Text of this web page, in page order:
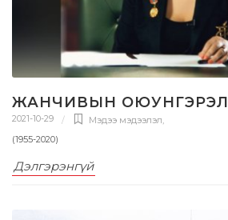
ЖАНЧИВЫН ОЮУНГЭРЭЛ
2021-10-29 Мэдээ мэдээлэл,
(1955-2020)
Дэлгэрэнгүй